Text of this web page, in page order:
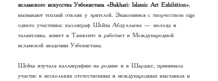
исламского искусства Узбекистана «Bukhari: Islamic Art Exhibition»,
вызывают теплый отклик у зрителей. Знакомимся с творчеством еще
одного участника: каллиграф Шейха Абдуллаева — молода и
талантлива, живет в Ташкенте и работает в Международной
исламской академии Узбекистана.
Шейха изучала каллиграфию на родине и в Шардже, принимала
участие в нескольких отечественных и международных выставках и